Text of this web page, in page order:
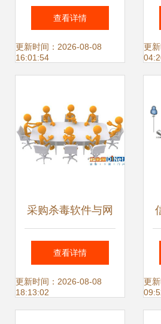
化网络规划建设与
网络安全最佳实践
查看详情
更新时间：2026-08-08
16:01:54
更
采购杀毒软件与网
络信息安全软件开
发 守护网络环境的
查看详情
更新时间：2026-08-08
18:13:02
更